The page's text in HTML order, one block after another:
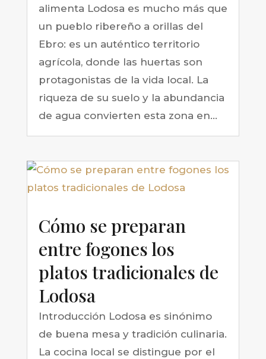
alimenta Lodosa es mucho más que
un pueblo ribereño a orillas del
Ebro: es un auténtico territorio
agrícola, donde las huertas son
protagonistas de la vida local. La
riqueza de su suelo y la abundancia
de agua convierten esta zona en...
Cómo se preparan
entre fogones los
platos tradicionales de
Lodosa
Introducción Lodosa es sinónimo
de buena mesa y tradición culinaria.
La cocina local se distingue por el